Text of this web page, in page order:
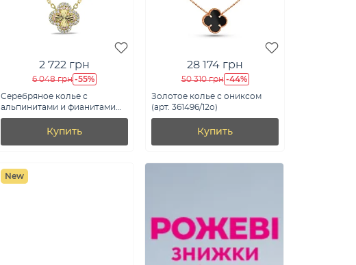
2 722 грн
6 048 грн -55%
Серебряное колье с
альпинитами и фианитами
(арт. 7507/2196/15жар)
Купить
28 174 грн
50 310 грн -44%
Золотое колье с ониксом
(арт. 361496/12о)
Купить
New